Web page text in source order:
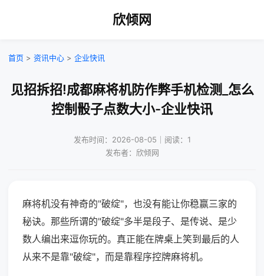
欣倾网
首页 > 资讯中心 > 企业快讯
见招拆招!成都麻将机防作弊手机检测_怎么
控制骰子点数大小-企业快讯
发布时间：2026-08-05｜阅读：1
发布者：欣倾网
麻将机没有神奇的"破绽"，也没有能让你稳赢三家的
秘诀。那些所谓的"破绽"多半是段子、是传说、是少
数人编出来逗你玩的。真正能在牌桌上笑到最后的人
从来不是靠"破绽"，而是靠程序控牌麻将机。